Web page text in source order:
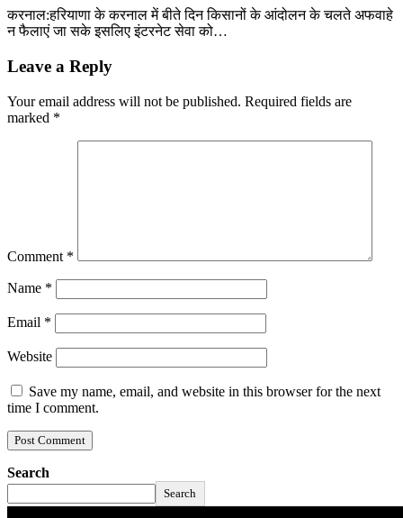
करनाल:हरियाणा के करनाल में बीते दिन किसानों के आंदोलन के चलते अफवाहे
न फैलाएं जा सके इसलिए इंटरनेट सेवा को…
Leave a Reply
Your email address will not be published. Required fields are
marked *
Comment *
Name *
Email *
Website
Save my name, email, and website in this browser for the next
time I comment.
Search
Search